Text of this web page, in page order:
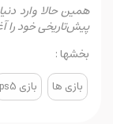
پیش‌تاریخی خود را
بخشها :
بازی ها بازی ps5